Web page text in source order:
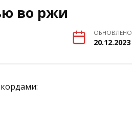
во ржи
ОБНОВЛЕНО
20.12.2023